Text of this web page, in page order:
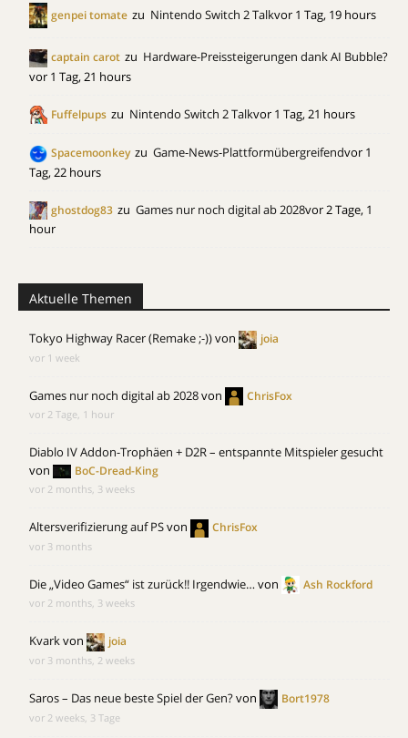
genpei tomate zu Nintendo Switch 2 Talkvor 1 Tag, 19 hours
captain carot zu Hardware-Preissteigerungen dank AI Bubble?
vor 1 Tag, 21 hours
Fuffelpups zu Nintendo Switch 2 Talkvor 1 Tag, 21 hours
Spacemoonkey zu Game-News-Plattformübergreifendvor 1
Tag, 22 hours
ghostdog83 zu Games nur noch digital ab 2028vor 2 Tage, 1
hour
Aktuelle Themen
Tokyo Highway Racer (Remake ;-))von joia
vor 1 week
Games nur noch digital ab 2028von ChrisFox
vor 2 Tage, 1 hour
Diablo IV Addon-Trophäen + D2R – entspannte Mitspieler gesucht
von
BoC-Dread-King
vor 2 months, 3 weeks
Altersverifizierung auf PSvon ChrisFox
vor 3 months
Die „Video Games“ ist zurück!! Irgendwie…von Ash Rockford
vor 2 months, 3 weeks
Kvarkvon joia
vor 3 months, 2 weeks
Saros – Das neue beste Spiel der Gen?von Bort1978
vor 2 weeks, 3 Tage